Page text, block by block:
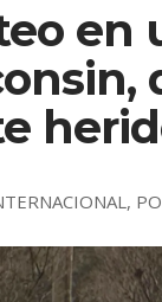
en
,